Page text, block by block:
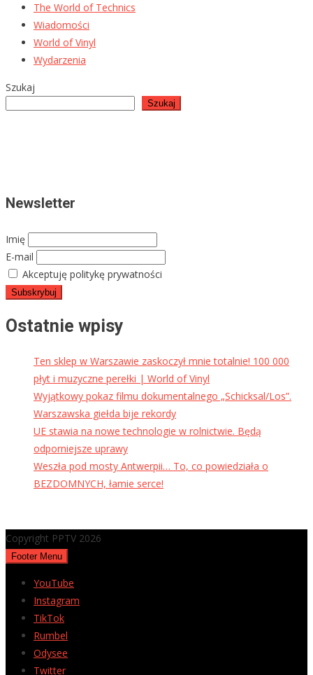
The World of Technics
Wiadomości
World of Vinyl
Wydarzenia
Szukaj
Szukaj
Newsletter
Imię
E-mail
Akceptuję politykę prywatności
Ostatnie wpisy
Ten sklep w Warszawie zaskoczył mnie totalnie! 100 000
płyt i muzyczne perełki | World of Vinyl
Wyjątkowy pokaz filmu dokumentalnego „Schicksal/Los”.
Warszawska giełda bije rekordy
UE stawia na nowe technologie w rolnictwie. Będą
odporniejsze uprawy
Weszła pod mosty Antwerpii… To, co powiedziała o
BEZDOMNYCH, łamie serce!
Copyright PPTV 2026
Footer Menu
YouTube
Instagram
TikTok
Rumbel
Odysee
Twitter